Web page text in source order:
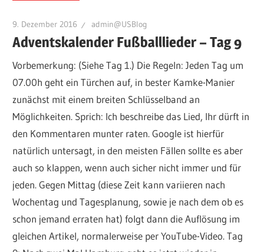
9. Dezember 2016 admin@USBlog
Adventskalender Fußballlieder – Tag 9
Vorbemerkung: (Siehe Tag 1.) Die Regeln: Jeden Tag um
07.00h geht ein Türchen auf, in bester Kamke-Manier
zunächst mit einem breiten Schlüsselband an
Möglichkeiten. Sprich: Ich beschreibe das Lied, Ihr dürft in
den Kommentaren munter raten. Google ist hierfür
natürlich untersagt, in den meisten Fällen sollte es aber
auch so klappen, wenn auch sicher nicht immer und für
jeden. Gegen Mittag (diese Zeit kann variieren nach
Wochentag und Tagesplanung, sowie je nach dem ob es
schon jemand erraten hat) folgt dann die Auflösung im
gleichen Artikel, normalerweise per YouTube-Video. Tag